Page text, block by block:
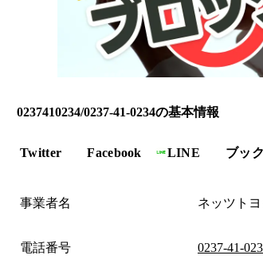
0237410234/0237-41-0234の基本情報
Twitter Facebook LINE ブッ
事業者名 ネッツト
電話番号 0237-41-